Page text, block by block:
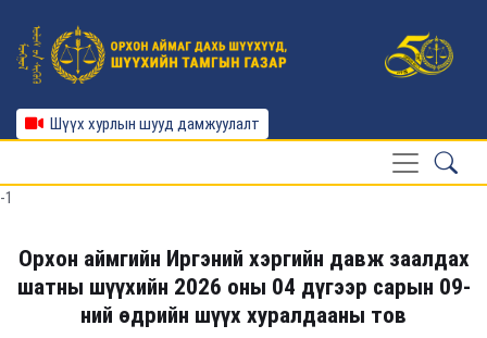
Шүүх хурлын шууд дамжуулалт
-1
Орхон аймгийн Иргэний хэргийн давж заалдах
шатны шүүхийн 2026 оны 04 дүгээр сарын 09-
ний өдрийн шүүх хуралдааны тов